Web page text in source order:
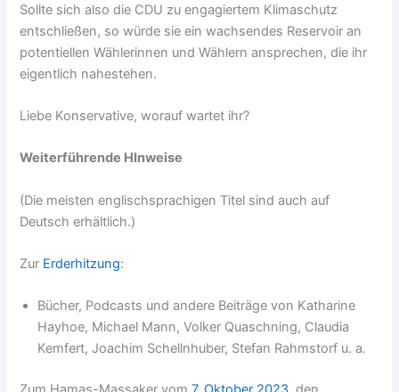
Sollte sich also die CDU zu engagiertem Klimaschutz
entschließen, so würde sie ein wachsendes Reservoir an
potentiellen Wählerinnen und Wählern ansprechen, die ihr
eigentlich nahestehen.
Liebe Konservative, worauf wartet ihr?
Weiterführende HInweise
(Die meisten englischsprachigen Titel sind auch auf
Deutsch erhältlich.)
Zur Erderhitzung:
Bücher, Podcasts und andere Beiträge von Katharine
Hayhoe, Michael Mann, Volker Quaschning, Claudia
Kemfert, Joachim Schellnhuber, Stefan Rahmstorf u. a.